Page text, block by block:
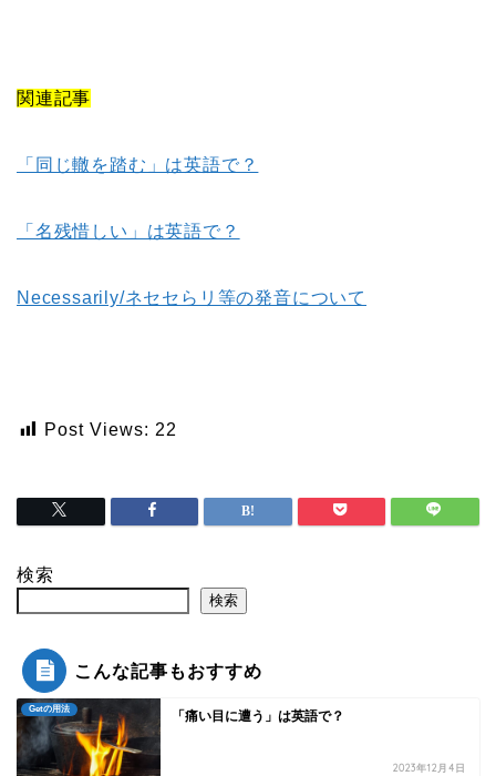
関連記事
「同じ轍を踏む」は英語で？
「名残惜しい」は英語で？
Necessarily/ネセセらリ等の発音について
Post Views: 22
検索
検索
こんな記事もおすすめ
Getの用法 「痛い目に遭う」は英語で？
2023年12月4日